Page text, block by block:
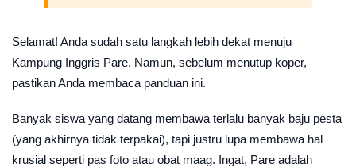
Selamat! Anda sudah satu langkah lebih dekat menuju
Kampung Inggris Pare. Namun, sebelum menutup koper,
pastikan Anda membaca panduan ini.
Banyak siswa yang datang membawa terlalu banyak baju pesta
(yang akhirnya tidak terpakai), tapi justru lupa membawa hal
krusial seperti pas foto atau obat maag. Ingat, Pare adalah